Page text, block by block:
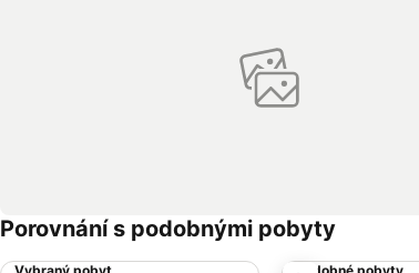
Porovnání s podobnými pobyty